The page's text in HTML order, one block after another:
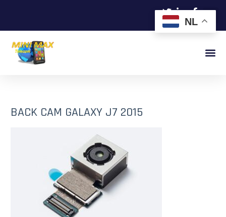
BACK CAM GALAXY J7 2015
NL